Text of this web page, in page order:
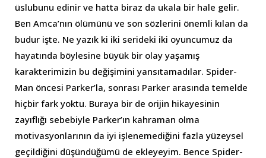
üslubunu edinir ve hatta biraz da ukala bir hale gelir.
Ben Amca’nın ölümünü ve son sözlerini önemli kılan da
budur işte. Ne yazık ki iki serideki iki oyuncumuz da
hayatında böylesine büyük bir olay yaşamış
karakterimizin bu değişimini yansıtamadılar. Spider-
Man öncesi Parker’la, sonrası Parker arasında temelde
hiçbir fark yoktu. Buraya bir de orijin hikayesinin
zayıflığı sebebiyle Parker’ın kahraman olma
motivasyonlarının da iyi işlenemediğini fazla yüzeysel
geçildiğini düşündüğümü de ekleyeyim. Bence Spider-